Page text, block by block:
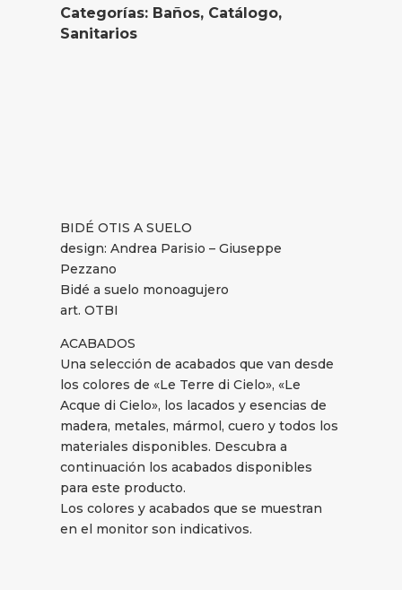
Categorías: Baños, Catálogo,
Sanitarios
BIDÉ OTIS A SUELO
design: Andrea Parisio – Giuseppe
Pezzano
Bidé a suelo monoagujero
art. OTBI
ACABADOS
Una selección de acabados que van desde
los colores de «Le Terre di Cielo», «Le
Acque di Cielo», los lacados y esencias de
madera, metales, mármol, cuero y todos los
materiales disponibles. Descubra a
continuación los acabados disponibles
para este producto.
Los colores y acabados que se muestran
en el monitor son indicativos.